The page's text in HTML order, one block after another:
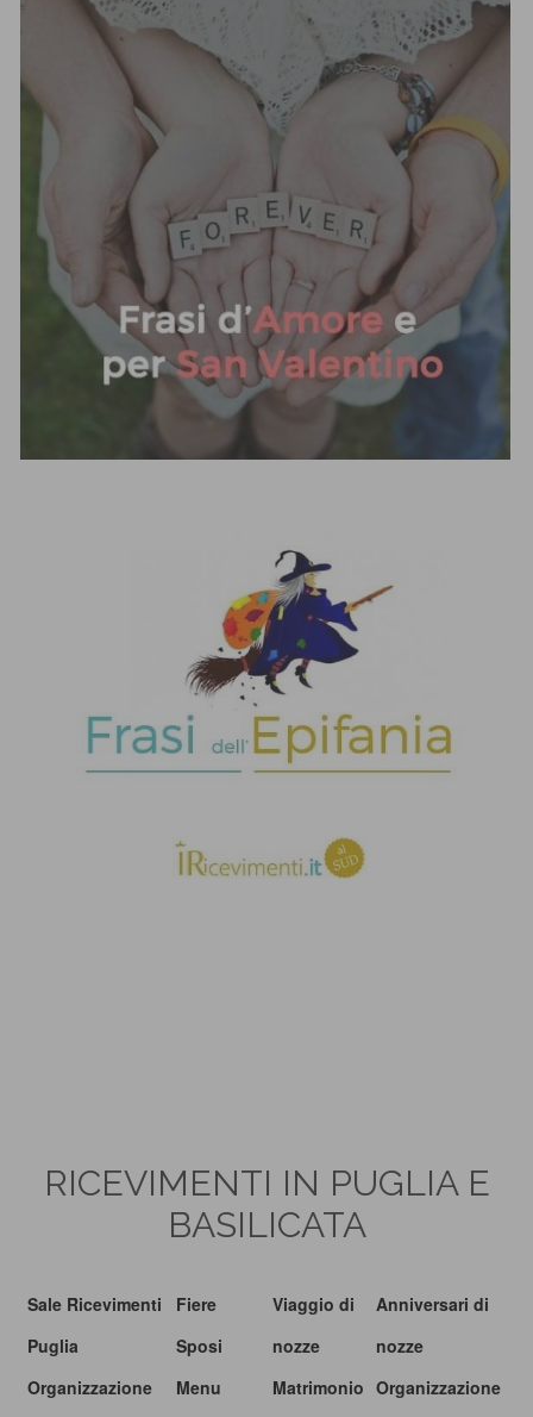
RICEVIMENTI IN PUGLIA E
BASILICATA
Sale Ricevimenti
Puglia
Organizzazione
Fiere
Sposi
Menu
Viaggio di
nozze
Matrimonio
Anniversari di
nozze
Organizzazione